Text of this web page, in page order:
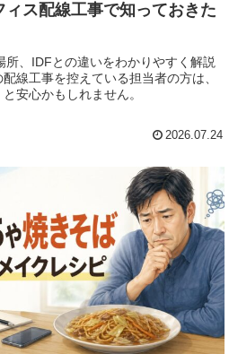
ィス配線工事で知っておきた
所、IDFとの違いをわかりやすく解説
線工事を控えている担当者の方は、
安心かもしれません。
2026.07.24